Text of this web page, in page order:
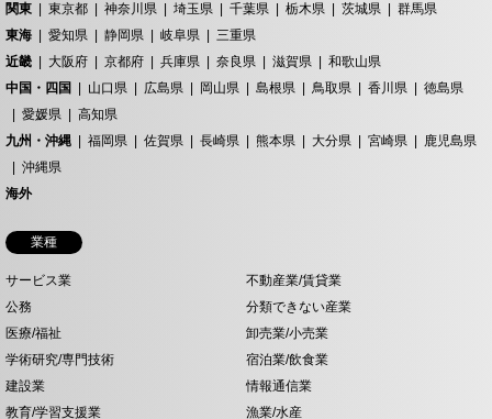
関東
東京都 神奈川県 埼玉県 千葉県 栃木県 茨城県
群馬県
東海
愛知県 静岡県 岐阜県
三重県
近畿
大阪府 京都府 兵庫県 奈良県 滋賀県
和歌山県
中国・四国
山口県 広島県 岡山県 島根県 鳥取県 香川県
徳島県
愛媛県
高知県
九州・沖縄
福岡県 佐賀県 長崎県 熊本県 大分県 宮崎県
鹿児島県
沖縄県
海外
業種
サービス業
不動産業/賃貸業
公務
分類できない産業
医療/福祉
卸売業/小売業
学術研究/専門技術
宿泊業/飲食業
建設業
情報通信業
教育/学習支援業
漁業/水産